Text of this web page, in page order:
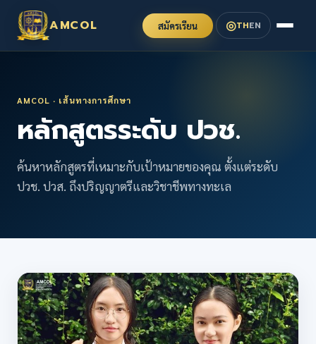
AMCOL สมัครเรียน ◎THEN
AMCOL · เส้นทางการศึกษา
หลักสูตรระดับ ปวช.
ค้นหาหลักสูตรที่เหมาะกับเป้าหมายของคุณ ตั้งแต่ระดับ
ปวช. ปวส. ถึงปริญญาตรีและวิชาชีพทางทะเล